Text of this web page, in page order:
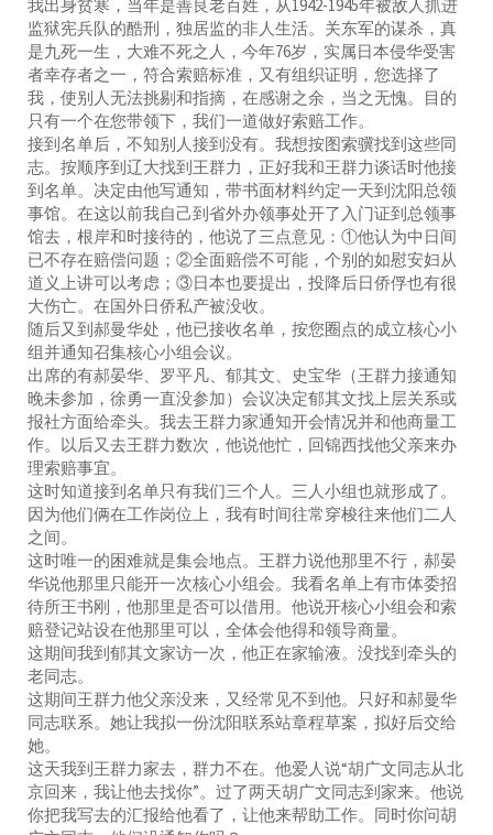
我出身贫寒，当年是善良老百姓，从1942-1945年被敌人抓进
监狱宪兵队的酷刑，独居监的非人生活。关东军的谋杀，真
是九死一生，大难不死之人，今年76岁，实属日本侵华受害
者幸存者之一，符合索赔标准，又有组织证明，您选择了
我，使别人无法挑剔和指摘，在感谢之余，当之无愧。目的
只有一个在您带领下，我们一道做好索赔工作。
接到名单后，不知别人接到没有。我想按图索骥找到这些同
志。按顺序到辽大找到王群力，正好我和王群力谈话时他接
到名单。决定由他写通知，带书面材料约定一天到沈阳总领
事馆。在这以前我自己到省外办领事处开了入门证到总领事
馆去，根岸和时接待的，他说了三点意见：①他认为中日间
已不存在赔偿问题；②全面赔偿不可能，个别的如慰安妇从
道义上讲可以考虑；③日本也要提出，投降后日侨俘也有很
大伤亡。在国外日侨私产被没收。
随后又到郝曼华处，他已接收名单，按您圈点的成立核心小
组并通知召集核心小组会议。
出席的有郝晏华、罗平凡、郁其文、史宝华（王群力接通知
晚未参加，徐勇一直没参加）会议决定郁其文找上层关系或
报社方面给牵头。我去王群力家通知开会情况并和他商量工
作。以后又去王群力数次，他说他忙，回锦西找他父亲来办
理索赔事宜。
这时知道接到名单只有我们三个人。三人小组也就形成了。
因为他们俩在工作岗位上，我有时间往常穿梭往来他们二人
之间。
这时唯一的困难就是集会地点。王群力说他那里不行，郝晏
华说他那里只能开一次核心小组会。我看名单上有市体委招
待所王书刚，他那里是否可以借用。他说开核心小组会和索
赔登记站设在他那里可以，全体会他得和领导商量。
这期间我到郁其文家访一次，他正在家输液。没找到牵头的
老同志。
这期间王群力他父亲没来，又经常见不到他。只好和郝曼华
同志联系。她让我拟一份沈阳联系站章程草案，拟好后交给
她。
这天我到王群力家去，群力不在。他爱人说“胡广文同志从北
京回来，我让他去找你”。过了两天胡广文同志到家来。他说
你把我写去的汇报给他看了，让他来帮助工作。同时你问胡